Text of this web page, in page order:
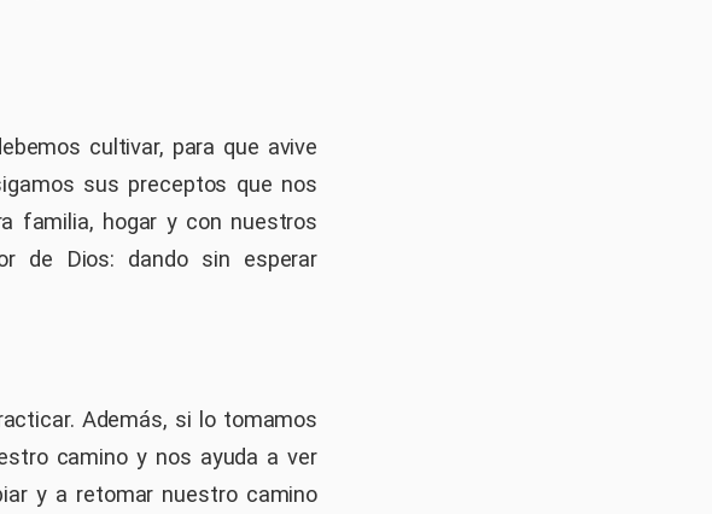
cultivar, para que avive
sus preceptos que nos
familia, hogar y con nuestros
de Dios: dando sin esperar
Además, si lo tomamos
camino y nos ayuda a ver
y a retomar nuestro camino